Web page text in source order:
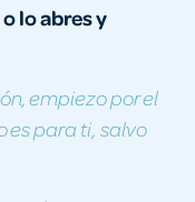
lo abres y
empiezo por el
es para ti, salvo